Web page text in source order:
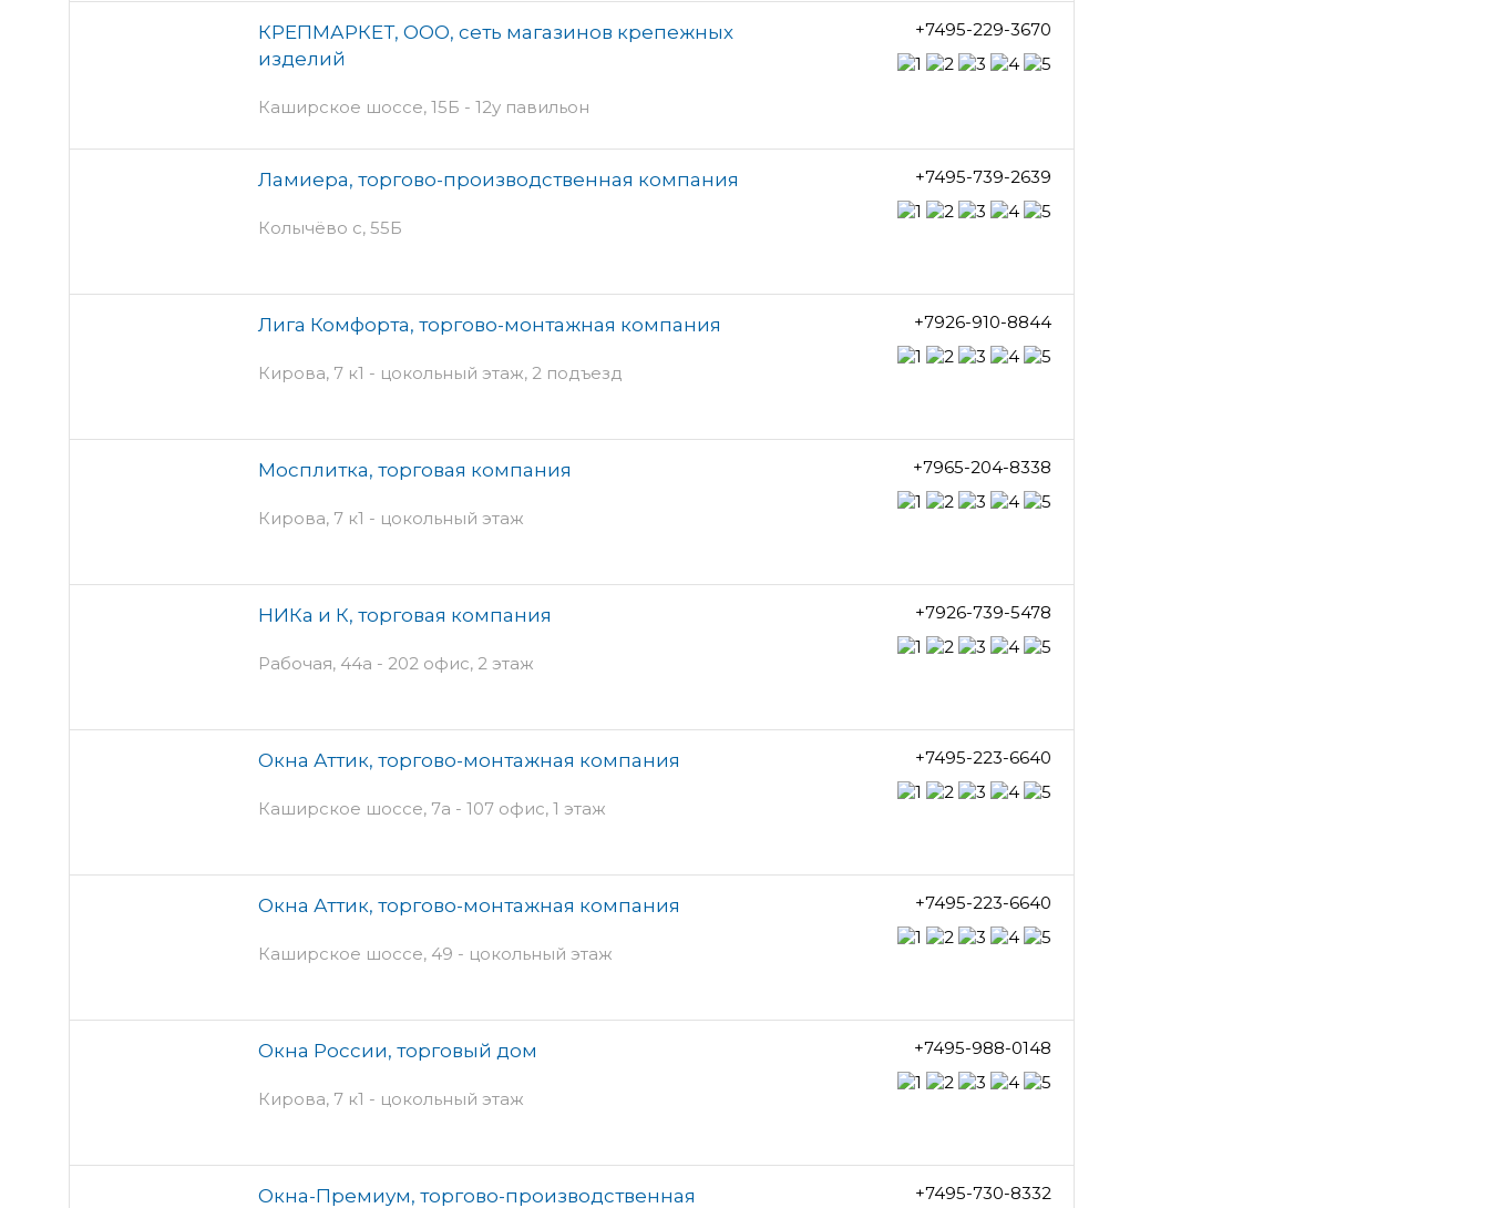
КРЕПМАРКЕТ, ООО, сеть магазинов крепежных
изделий
Каширское шоссе, 15Б - 12у павильон
+7495-229-3670
Ламиера, торгово-производственная компания
Колычёво с, 55Б
+7495-739-2639
Лига Комфорта, торгово-монтажная компания
Кирова, 7 к1 - цокольный этаж, 2 подъезд
+7926-910-8844
Мосплитка, торговая компания
Кирова, 7 к1 - цокольный этаж
+7965-204-8338
НИКа и К, торговая компания
Рабочая, 44а - 202 офис, 2 этаж
+7926-739-5478
Окна Аттик, торгово-монтажная компания
Каширское шоссе, 7а - 107 офис, 1 этаж
+7495-223-6640
Окна Аттик, торгово-монтажная компания
Каширское шоссе, 49 - цокольный этаж
+7495-223-6640
Окна России, торговый дом
Кирова, 7 к1 - цокольный этаж
+7495-988-0148
Окна-Премиум, торгово-производственная
+7495-730-8332